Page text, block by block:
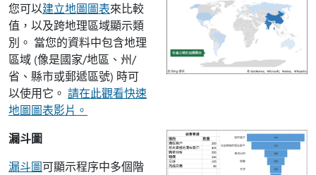
您可以建立地圖圖表來比較
值，以及跨地理區域顯示類
別。 當您的資料中包含地理
區域 (像是國家/地區、州/
省、縣市或郵遞區號) 時可
以使用它。 請在此觀看快速
地圖圖表影片。
漏斗圖
漏斗圖可顯示程序中多個階